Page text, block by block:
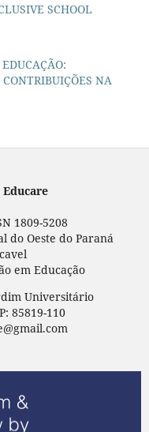
SCHOOL
NA
1809-5208
do Oeste do Paraná
em Educação
Universitário
85819-110